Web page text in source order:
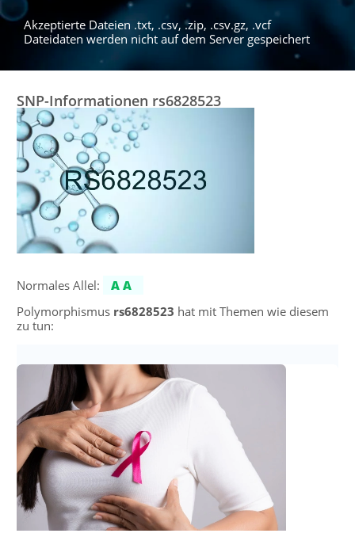
Akzeptierte Dateien .txt, .csv, .zip, .csv.gz, .vcf
Dateidaten werden nicht auf dem Server gespeichert
SNP-Informationen rs6828523
Normales Allel:
AA
Polymorphismus rs6828523 hat mit Themen wie diesem
zu tun: